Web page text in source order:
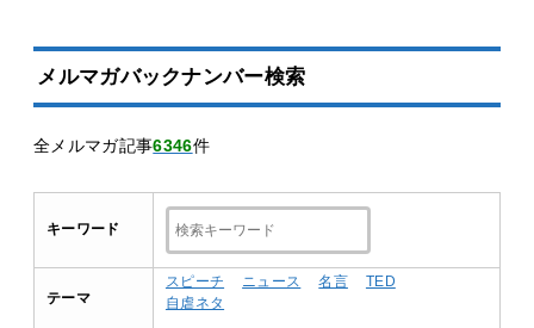
メルマガバックナンバー検索
全メルマガ記事6346件
キーワード
テーマ
スピーチ ニュース 名言
TED
自虐ネタ